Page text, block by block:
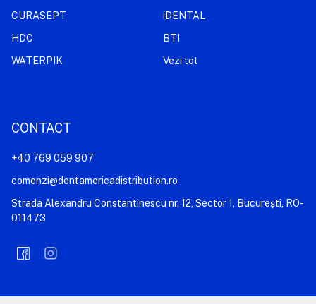
CURASEPT
HDC
WATERPIK
iDENTAL
BTI
Vezi tot
CONTACT
+40 769 059 907
comenzi@dentamericadistribution.ro
Strada Alexandru Constantinescu nr. 12, Sector 1, București, RO-
011473